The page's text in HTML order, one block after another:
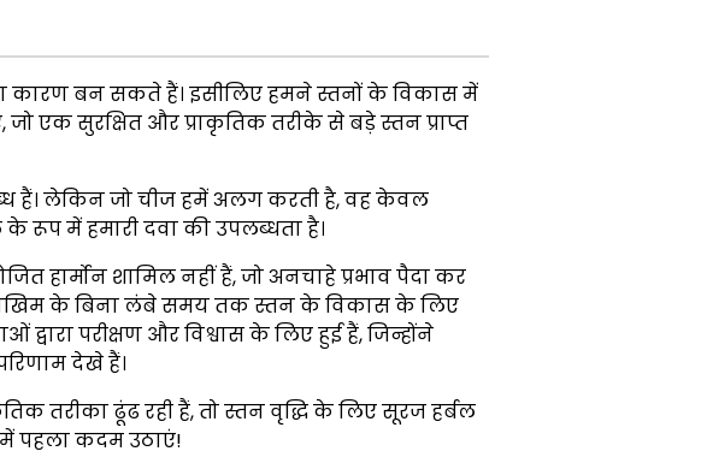
कारण बन सकते हैं। इसीलिए हमने स्तनों के विकास में
एक सुरक्षित और प्राकृतिक तरीके से बड़े स्तन प्राप्त
हैं। लेकिन जो चीज हमें अलग करती है, वह केवल
रूप में हमारी दवा की उपलब्धता है।
हार्मोन शामिल नहीं हैं, जो अनचाहे प्रभाव पैदा कर
जोखिम के बिना लंबे समय तक स्तन के विकास के लिए
परीक्षण और विश्वास के लिए हुई हैं, जिन्होंने
देखे हैं।
तरीका ढूंढ रही हैं, तो स्तन वृद्धि के लिए सूरज हर्बल
पहला कदम उठाएं!